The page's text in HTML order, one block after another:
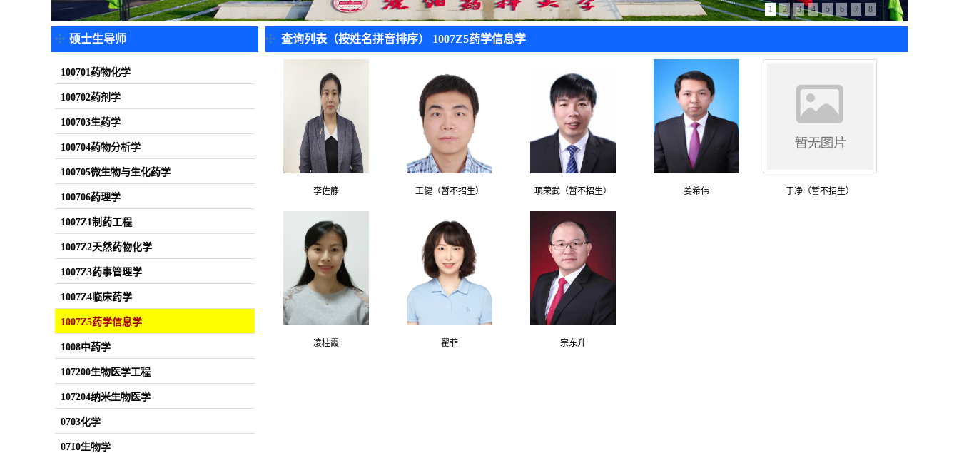
1 2 3 4 5 6 7 8
硕士生导师
100701药物化学
100702药剂学
100703生药学
100704药物分析学
100705微生物与生化药学
100706药理学
1007Z1制药工程
1007Z2天然药物化学
1007Z3药事管理学
1007Z4临床药学
1007Z5药学信息学
1008中药学
107200生物医学工程
107204纳米生物医学
0703化学
0710生物学
查询列表（按姓名拼音排序） 1007Z5药学信息学
李佐静 王健（暂不招生） 项荣武（暂不招生） 姜希伟 于净（暂不招生）
凌桂霞 翟菲 宗东升